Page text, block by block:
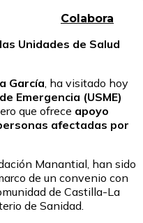
Colabora
Unidades de Salud
García, ha visitado hoy
Emergencia (USME)
que ofrece apoyo
afectadas por
Manantial, han sido
de un convenio con
de Castilla-La
de Sanidad.